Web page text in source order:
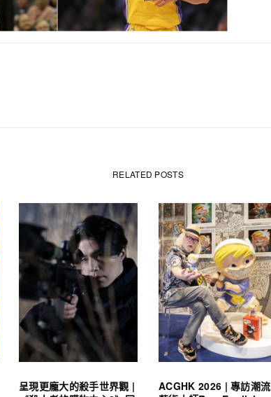
RELATED POSTS
呈現更龐大的殺手世界觀 |
ACGHK 2026 | 專訪潮流